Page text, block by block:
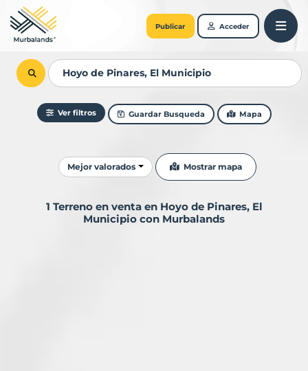
Publicar Acceder
Ver filtros Guardar Busqueda Mapa
Ordenar resultados
Mejor valorados Mostrar mapa
1 Terreno en venta en Hoyo de Pinares, El
Municipio con Murbalands